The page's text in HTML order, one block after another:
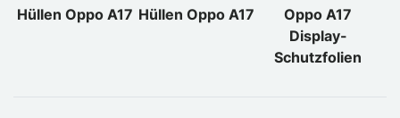
Hüllen Oppo A17 Hüllen Oppo A17
Oppo A17
Display-
Schutzfolien